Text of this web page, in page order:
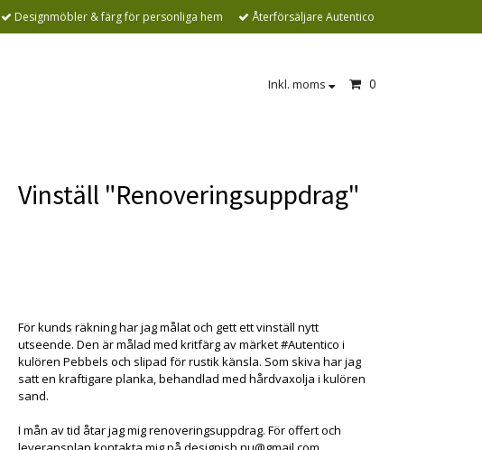
Designmöbler & färg för personliga hem Återförsäljare Autentico
Inkl. moms 0
Vinställ "Renoveringsuppdrag"
För kunds räkning har jag målat och gett ett vinställ nytt
utseende. Den är målad med kritfärg av märket #Autentico i
kulören Pebbels och slipad för rustik känsla. Som skiva har jag
satt en kraftigare planka, behandlad med hårdvaxolja i kulören
sand.
I mån av tid åtar jag mig renoveringsuppdrag. För offert och